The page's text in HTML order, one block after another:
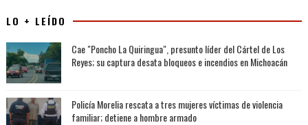
LO + LEÍDO
Cae "Poncho La Quiringua", presunto líder del Cártel de Los
Reyes; su captura desata bloqueos e incendios en Michoacán
Policía Morelia rescata a tres mujeres víctimas de violencia
familiar; detiene a hombre armado